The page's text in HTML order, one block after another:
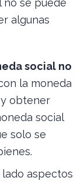
no se puede
algunas
social no
la moneda
obtener
social
solo se
aspectos